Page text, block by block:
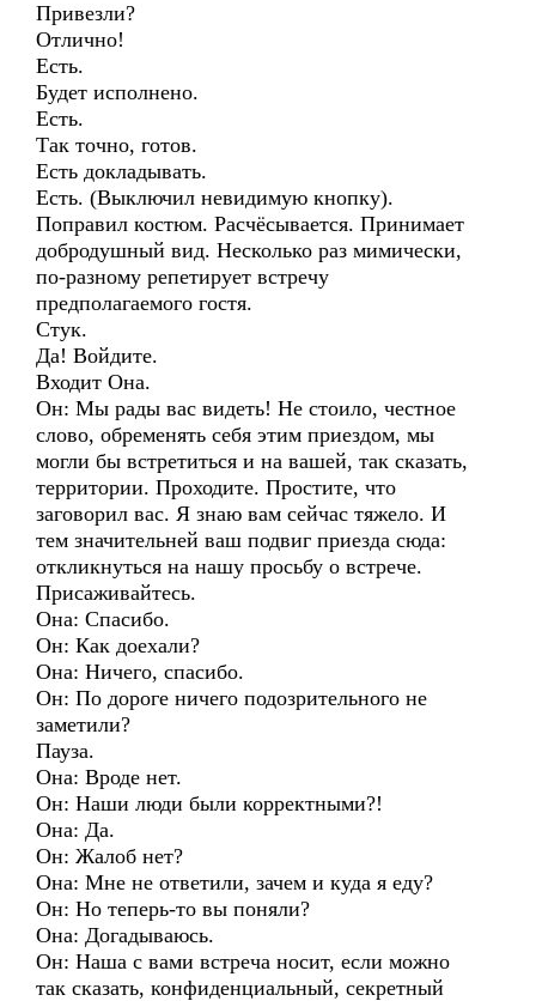
Привезли?
Отлично!
Есть.
Будет исполнено.
Есть.
Так точно, готов.
Есть докладывать.
Есть. (Выключил невидимую кнопку).
Поправил костюм. Расчёсывается. Принимает
добродушный вид. Несколько раз мимически,
по-разному репетирует встречу
предполагаемого гостя.
Стук.
Да! Войдите.
Входит Она.
Он: Мы рады вас видеть! Не стоило, честное
слово, обременять себя этим приездом, мы
могли бы встретиться и на вашей, так сказать,
территории. Проходите. Простите, что
заговорил вас. Я знаю вам сейчас тяжело. И
тем значительней ваш подвиг приезда сюда:
откликнуться на нашу просьбу о встрече.
Присаживайтесь.
Она: Спасибо.
Он: Как доехали?
Она: Ничего, спасибо.
Он: По дороге ничего подозрительного не
заметили?
Пауза.
Она: Вроде нет.
Он: Наши люди были корректными?!
Она: Да.
Он: Жалоб нет?
Она: Мне не ответили, зачем и куда я еду?
Он: Но теперь-то вы поняли?
Она: Догадываюсь.
Он: Наша с вами встреча носит, если можно
так сказать, конфиденциальный, секретный